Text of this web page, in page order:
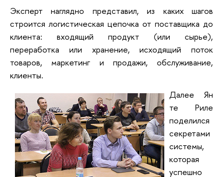
Эксперт наглядно представил, из каких шагов
строится логистическая цепочка от поставщика до
клиента: входящий продукт (или сырье),
переработка или хранение, исходящий поток
товаров, маркетинг и продажи, обслуживание,
клиенты.
Далее Ян
те Риле
поделился
секретами
системы,
которая
успешно